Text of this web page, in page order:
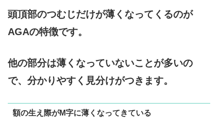
頭頂部のつむじだけが薄くなってくるのが
AGAの特徴です。
他の部分は薄くなっていないことが多いの
で、分かりやすく見分けがつきます。
額の生え際がM字に薄くなってきている